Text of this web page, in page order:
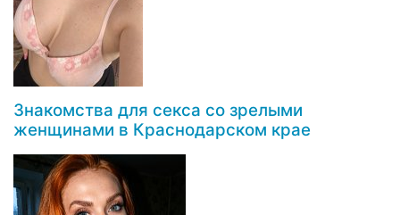
Знакомства для секса со зрелыми
женщинами в Краснодарском крае